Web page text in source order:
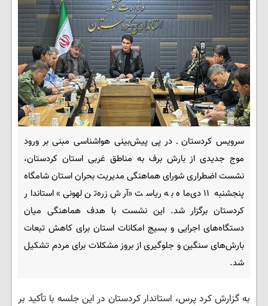
سرویس کردستان ـ در پی پیش‌بینی هواشناسی مبنی بر ورود
موج جدیدی از بارش برف به مناطق غربی استان کردستان،
نشست اضطراری شورای هماهنگی مدیریت بحران استان شامگاه
پنجشنبه ۱۱ دی‌ماه به ریاست «آرش زره‌تن لهونی» استاندار
کردستان برگزار شد. این نشست با هدف هماهنگی میان
دستگاه‌های اجرایی و بسیج امکانات استان برای کاهش تبعات
بارش‌های سنگین و جلوگیری از بروز مشکلات برای مردم تشکیل
شد.
به گزارش کرد پرس، استاندار کردستان در این جلسه با تأکید بر